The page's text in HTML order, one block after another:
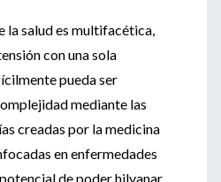
la salud es multifacética,
con una sola
pueda ser
mediante las
creadas por la medicina
en enfermedades
de poder hilvanar